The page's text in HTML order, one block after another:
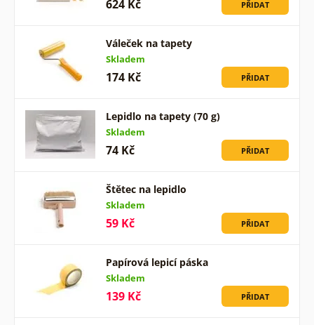
624 Kč PŘIDAT
Váleček na tapety
Skladem
174 Kč PŘIDAT
Lepidlo na tapety (70 g)
Skladem
74 Kč PŘIDAT
Štětec na lepidlo
Skladem
59 Kč PŘIDAT
Papírová lepicí páska
Skladem
139 Kč PŘIDAT